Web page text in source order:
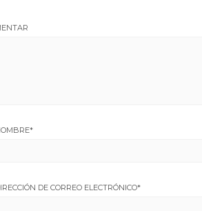
*
DE CORREO ELECTRÓNICO*